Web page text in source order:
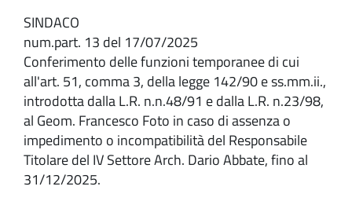
SINDACO
num.part. 13 del 17/07/2025
Conferimento delle funzioni temporanee di cui
all'art. 51, comma 3, della legge 142/90 e ss.mm.ii.,
introdotta dalla L.R. n.n.48/91 e dalla L.R. n.23/98,
al Geom. Francesco Foto in caso di assenza o
impedimento o incompatibilità del Responsabile
Titolare del IV Settore Arch. Dario Abbate, fino al
31/12/2025.